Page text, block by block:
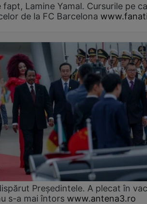
fapt, Lamine Yamal. Cursurile pe
de la FC Barcelona
Președintele. A plecat în
s-a mai întors www.antena3.ro